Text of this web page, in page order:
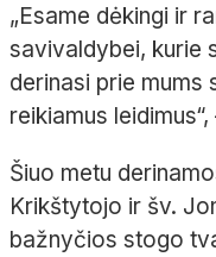
„Esame dėkingi ir
savivaldybei, kurie
derinasi prie mums
reikiamus
Šiuo metu
Krikštytojo ir šv.
bažnyčios stogo